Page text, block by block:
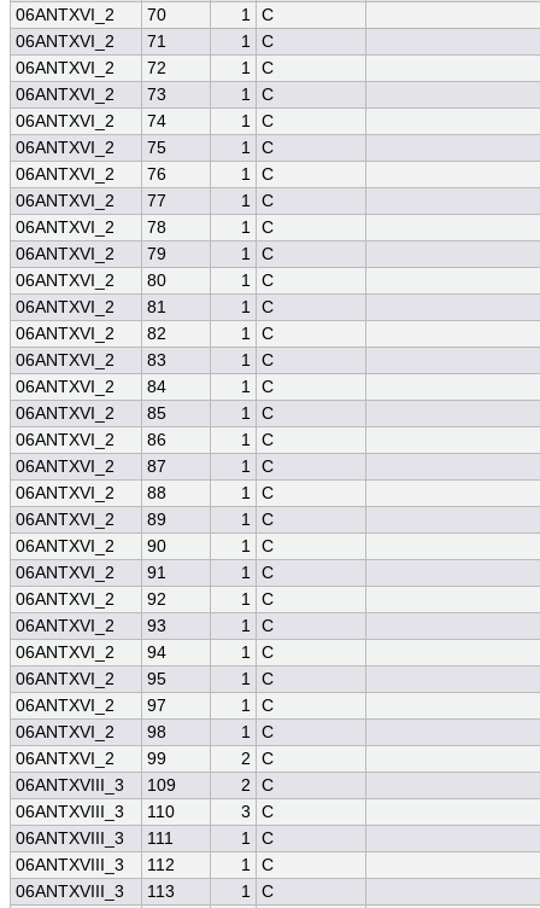
06ANTXVI_2
70 1 C
06ANTXVI_2
71 1 C
06ANTXVI_2
72 1 C
06ANTXVI_2
73 1 C
06ANTXVI_2
74 1 C
06ANTXVI_2
75 1 C
06ANTXVI_2
76 1 C
06ANTXVI_2
77 1 C
06ANTXVI_2
78 1 C
06ANTXVI_2
79 1 C
06ANTXVI_2
80 1 C
06ANTXVI_2
81 1 C
06ANTXVI_2
82 1 C
06ANTXVI_2
83 1 C
06ANTXVI_2
84 1 C
06ANTXVI_2
85 1 C
06ANTXVI_2
86 1 C
06ANTXVI_2
87 1 C
06ANTXVI_2
88 1 C
06ANTXVI_2
89 1 C
06ANTXVI_2
90 1 C
06ANTXVI_2
91 1 C
06ANTXVI_2
92 1 C
06ANTXVI_2
93 1 C
06ANTXVI_2
94 1 C
06ANTXVI_2
95 1 C
06ANTXVI_2
97 1 C
06ANTXVI_2
98 1 C
06ANTXVI_2
99 2
C
06ANTXVIII_3
109 2
C
06ANTXVIII_3
110 3
C
06ANTXVIII_3
111 1 C
06ANTXVIII_3
112 1 C
06ANTXVIII_3
113 1 C